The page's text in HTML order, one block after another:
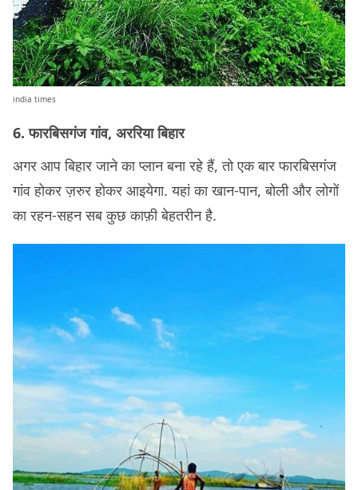
india times
6. फारबिसगंज गांव, अररिया बिहार
अगर आप बिहार जाने का प्लान बना रहे हैं, तो एक बार फारबिसगंज
गांव होकर ज़रुर होकर आइयेगा. यहां का खान-पान, बोली और लोगों
का रहन-सहन सब कुछ काफ़ी बेहतरीन है.